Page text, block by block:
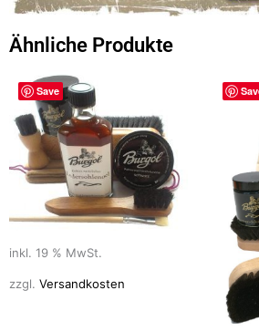
Ähnliche Produkte
Save
inkl. 19 % MwSt.
zzgl. Versandkosten